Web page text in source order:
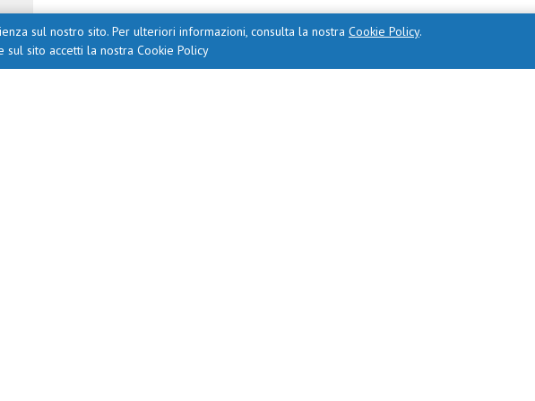
sul nostro sito. Per ulteriori informazioni, consulta la nostra Cookie Policy.
sul sito accetti la nostra Cookie Policy